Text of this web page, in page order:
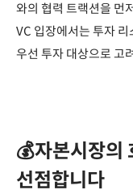
와의 협력 트랙션을 먼
VC 입장에서는 투자
우선 투자 대상으로 고
💰자본시장의
선점합니다